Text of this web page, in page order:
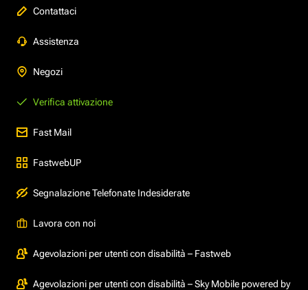
Contattaci
Assistenza
Negozi
Verifica attivazione
Fast Mail
FastwebUP
Segnalazione Telefonate Indesiderate
Lavora con noi
Agevolazioni per utenti con disabilità – Fastweb
Agevolazioni per utenti con disabilità – Sky Mobile powered by